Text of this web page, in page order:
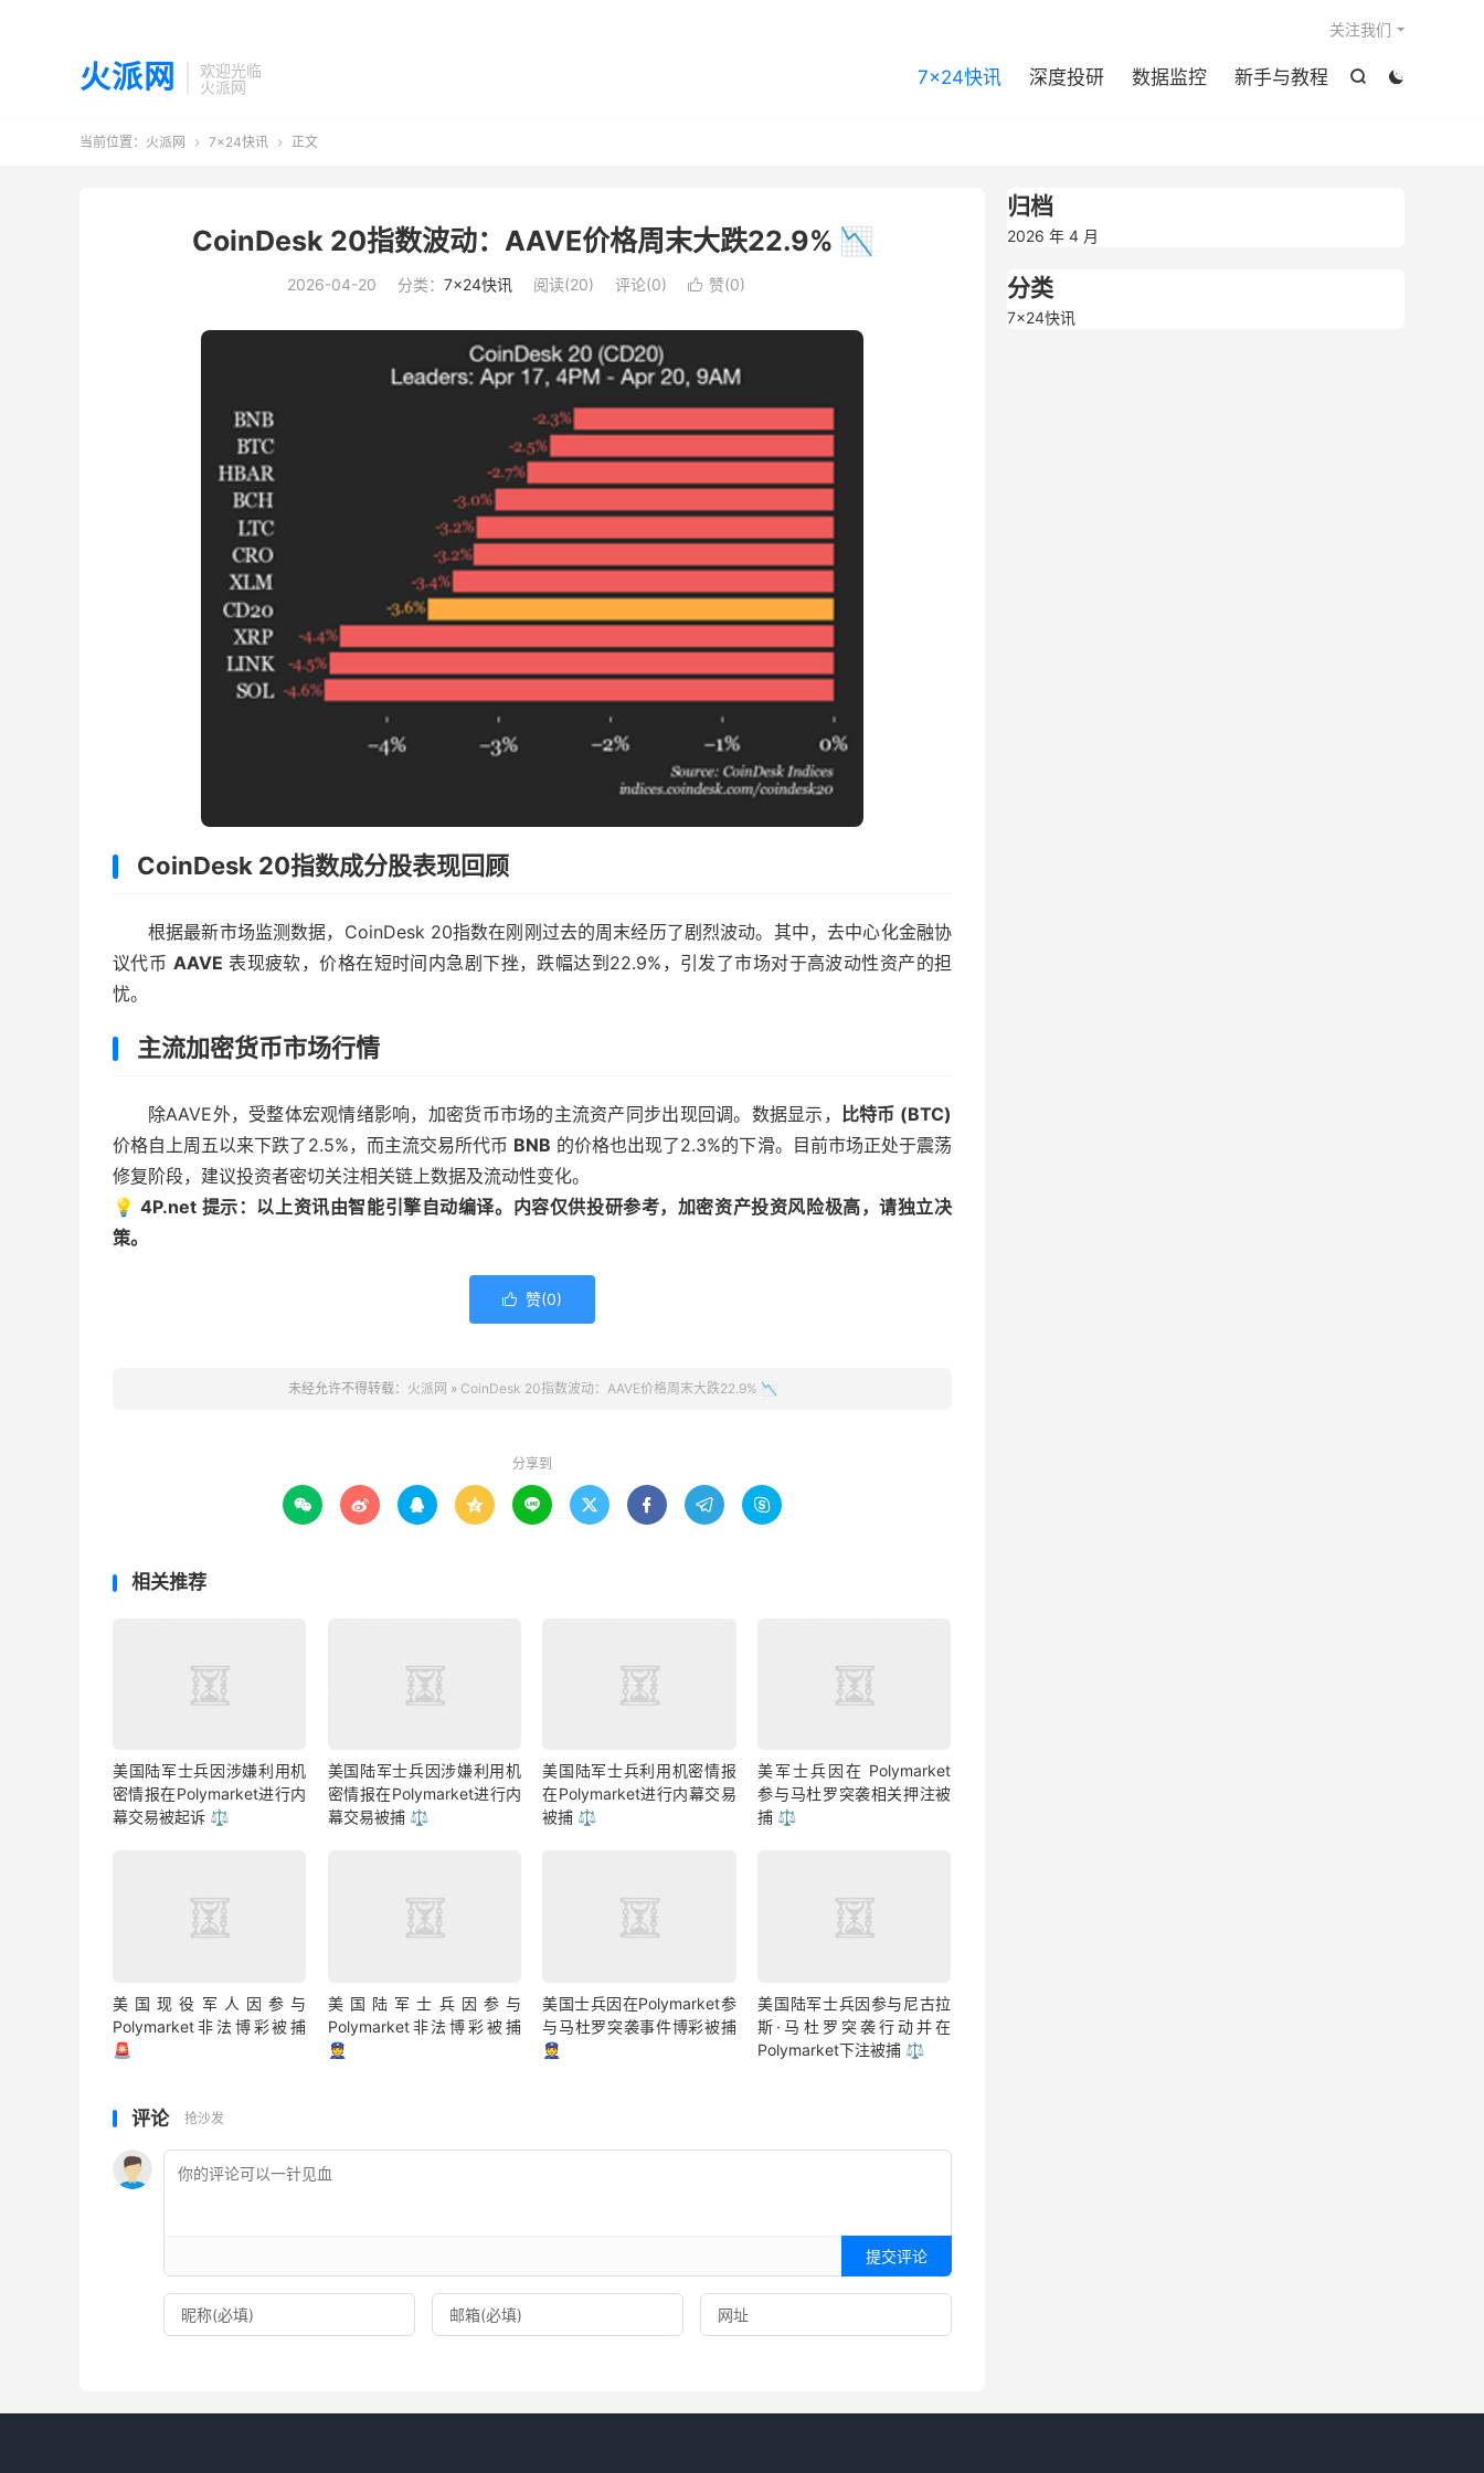
火派网
欢迎光临
火派网


7×24快讯 深度投研 数据监控 新手与教程
关注我们
当前位置： 火派网  7×24快讯  正文
CoinDesk 20指数波动：AAVE价格周末大跌22.9% 📉
2026-04-20 分类： 7×24快讯 阅读(20) 评论(0)  赞(0)
CoinDesk 20指数成分股表现回顾
根据最新市场监测数据，CoinDesk 20指数在刚刚过去的周末经历了剧烈波动。其中，去中心化金融协
议代币 AAVE 表现疲软，价格在短时间内急剧下挫，跌幅达到22.9%，引发了市场对于高波动性资产的担
忧。
主流加密货币市场行情
除AAVE外，受整体宏观情绪影响，加密货币市场的主流资产同步出现回调。数据显示， 比特币 (BTC)
价格自上周五以来下跌了2.5%，而主流交易所代币 BNB 的价格也出现了2.3%的下滑。目前市场正处于震荡
修复阶段，建议投资者密切关注相关链上数据及流动性变化。
💡 4P.net 提示：以上资讯由智能引擎自动编译。内容仅供投研参考，加密资产投资风险极高，请独立决
策。
 赞(0)
未经允许不得转载： 火派网 » CoinDesk 20指数波动：AAVE价格周末大跌22.9% 📉
分享到
        
相关推荐
美国陆军士兵因涉嫌利用机
密情报在Polymarket进行内
幕交易被起诉 ⚖️
美国陆军士兵因涉嫌利用机
密情报在Polymarket进行内
幕交易被捕 ⚖️
美国陆军士兵利用机密情报
在Polymarket进行内幕交易
被捕 ⚖️
美军士兵因在 Polymarket
参与马杜罗突袭相关押注被
捕 ⚖️
美国现役军人因参与
Polymarket非法博彩被捕
🚨
美国陆军士兵因参与
Polymarket非法博彩被捕
👮
美国士兵因在Polymarket参
与马杜罗突袭事件博彩被捕
👮
美国陆军士兵因参与尼古拉
斯·马杜罗突袭行动并在
Polymarket下注被捕 ⚖️
评论 抢沙发
提交评论
归档
2026 年 4 月
分类
7×24快讯